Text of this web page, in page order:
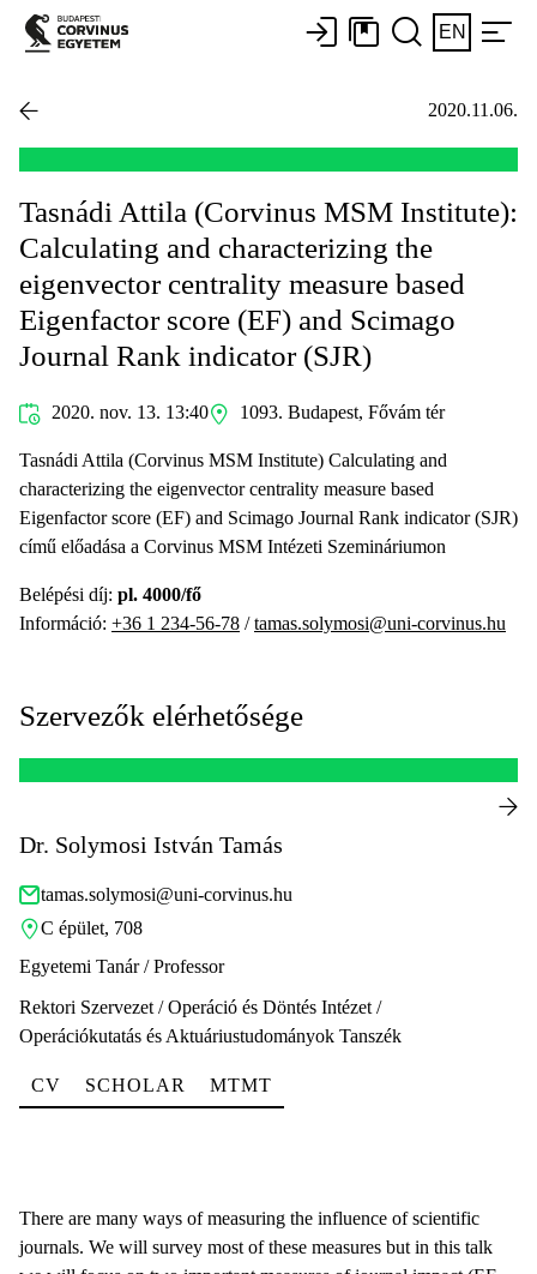
EN
2020.11.06.
Tasnádi Attila (Corvinus MSM Institute):
Calculating and characterizing the
eigenvector centrality measure based
Eigenfactor score (EF) and Scimago
Journal Rank indicator (SJR)
2020. nov. 13. 13:40 1093. Budapest, Fővám tér
Tasnádi Attila (Corvinus MSM Institute) Calculating and
characterizing the eigenvector centrality measure based
Eigenfactor score (EF) and Scimago Journal Rank indicator (SJR)
című előadása a Corvinus MSM Intézeti Szemináriumon
Belépési díj: pl. 4000/fő
Információ: +36 1 234-56-78 /tamas.solymosi@uni-corvinus.hu
Szervezők elérhetősége
Dr. Solymosi István Tamás
tamas.solymosi@uni-corvinus.hu
C épület, 708
Egyetemi Tanár / Professor
Rektori Szervezet / Operáció és Döntés Intézet /
Operációkutatás és Aktuáriustudományok Tanszék
CV SCHOLAR MTMT
There are many ways of measuring the influence of scientific
journals. We will survey most of these measures but in this talk